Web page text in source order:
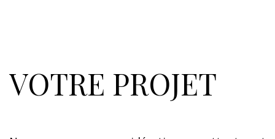
VOTRE PROJET